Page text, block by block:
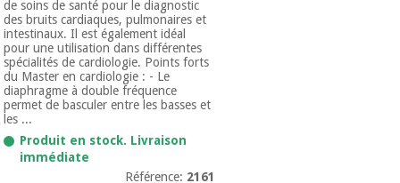
de soins de santé pour le diagnostic
des bruits cardiaques, pulmonaires et
intestinaux. Il est également idéal
pour une utilisation dans différentes
spécialités de cardiologie. Points forts
du Master en cardiologie : - Le
diaphragme à double fréquence
permet de basculer entre les basses et
les ...
Produit en stock. Livraison
immédiate
Référence: 2161